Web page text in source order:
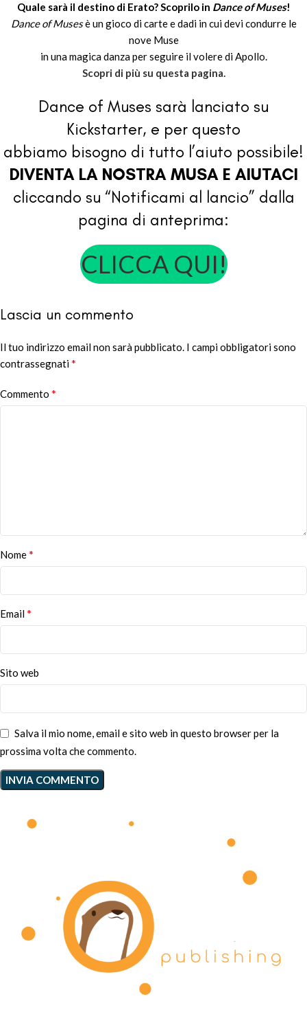
Quale sarà il destino di Erato? Scoprilo in Dance of Muses!
Dance of Musesè un gioco di carte e dadi in cui devi condurre le
nove Muse
in una magica danza per seguire il volere di Apollo.
Scopri di più su questa pagina.
Dance of Muses sarà lanciato su
Kickstarter, e per questo
abbiamo bisogno di tutto l’aiuto possibile!
DIVENTA LA NOSTRA MUSA E AIUTACI
cliccando su “Notificami al lancio” dalla
pagina di anteprima:
CLICCA QUI!
Lascia un commento
Il tuo indirizzo email non sarà pubblicato. I campi obbligatori sono
contrassegnati*
Commento *
Nome*
Email*
Sito web
Salva il mio nome, email e sito web in questo browser per la
prossima volta che commento.
Alternative: